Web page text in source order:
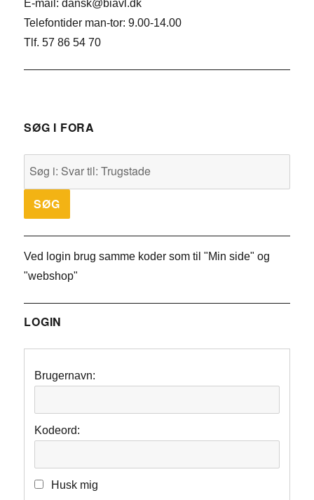
E-mail: dansk@biavl.dk
Telefontider man-tor: 9.00-14.00
Tlf. 57 86 54 70
SØG I FORA
Ved login brug samme koder som til "Min side" og
"webshop"
LOGIN
Brugernavn:
Kodeord:
Husk mig